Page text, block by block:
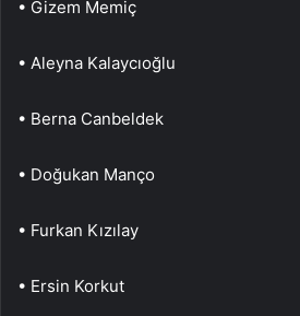
• Gizem Memiç
• Aleyna Kalaycıoğlu
• Berna Canbeldek
• Doğukan Manço
• Furkan Kızılay
• Ersin Korkut